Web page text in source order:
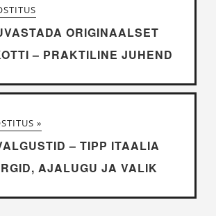
ORIGINAALSET
– PRAKTILINE JUHEND
»
– TIPP ITAALIA
AJALUGU JA VALIK